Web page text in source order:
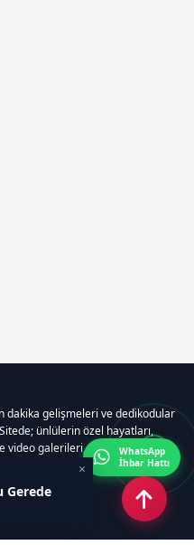
Gerede
×
dakika gelişmeleri ve dedikodular
ünlülerin özel hayatları,
video galerileri, resmi ilanlar, e-
WhatsApp
İhbar Hattı